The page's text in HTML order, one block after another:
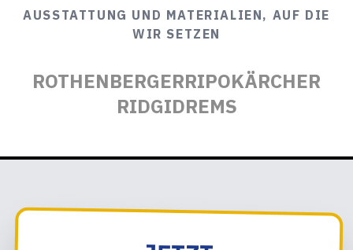
AUSSTATTUNG UND MATERIALIEN, AUF DIE
WIR SETZEN
ROTHENBERGERRIPOKÄRCHER
RIDGIDREMS